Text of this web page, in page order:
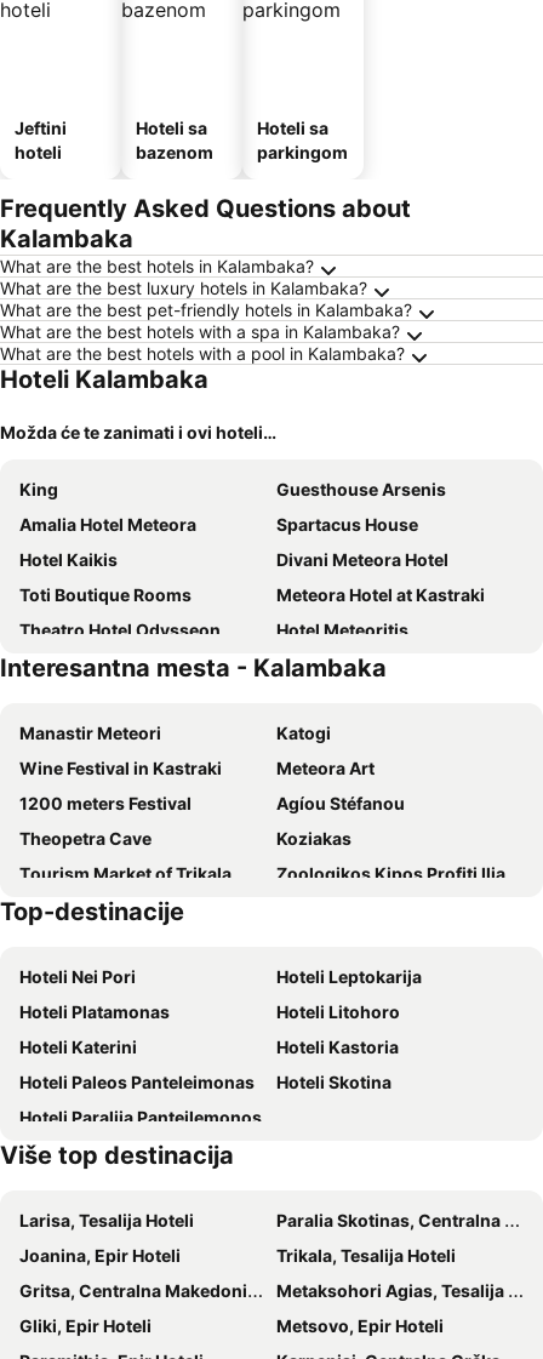
Jeftini
hoteli
Hoteli sa
bazenom
Hoteli sa
parkingom
Frequently Asked Questions about
Kalambaka
What are the best hotels in Kalambaka?
What are the best luxury hotels in Kalambaka?
What are the best pet-friendly hotels in Kalambaka?
What are the best hotels with a spa in Kalambaka?
What are the best hotels with a pool in Kalambaka?
Hoteli Kalambaka
Možda će te zanimati i ovi hoteli…
King
Guesthouse Arsenis
Amalia Hotel Meteora
Spartacus House
Hotel Kaikis
Divani Meteora Hotel
Toti Boutique Rooms
Meteora Hotel at Kastraki
Theatro Hotel Odysseon
Hotel Meteoritis
Hotel Galaxy
Zozas Rooms
Grand Meteora Hotel
Hotel Kastraki
Hotel Kosta Famissi
Famissi Hotel
Hotel Famissi Eden
Hotel Orfeas
Hotel Edelweiss
Philoxenia
Hotel Rex
Mpoufidis rock house meteora
Archontiko Mesohori Meteora
Interesantna mesta - Kalambaka
Manastir Meteori
Katogi
Wine Festival in Kastraki
Meteora Art
1200 meters Festival
Agíou Stéfanou
Theopetra Cave
Koziakas
Τourism Μarket of Trikala
Zoologikos Kipos Profiti Ilia
Traditional Settlement Syrrako
Lake of Aou Springs
Plaz Pezoulas
Top-destinacije
Hoteli Nei Pori
Hoteli Leptokarija
Hoteli Platamonas
Hoteli Litohoro
Hoteli Katerini
Hoteli Kastoria
Hoteli Paleos Panteleimonas
Hoteli Skotina
Hoteli Paralija Pantejlemonos
Više top destinacija
Larisa, Tesalija Hoteli
Paralia Skotinas, Centralna Makedonija Hoteli
Joanina, Epir Hoteli
Trikala, Tesalija Hoteli
Gritsa, Centralna Makedonija Hoteli
Metaksohori Agias, Tesalija Hoteli
Gliki, Epir Hoteli
Metsovo, Epir Hoteli